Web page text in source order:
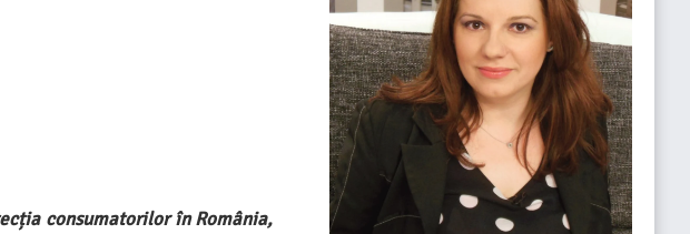
consumatorilor în România,